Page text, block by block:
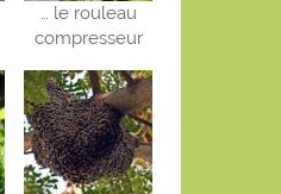
… le rouleau
compresseur